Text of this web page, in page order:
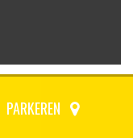
PARKEREN